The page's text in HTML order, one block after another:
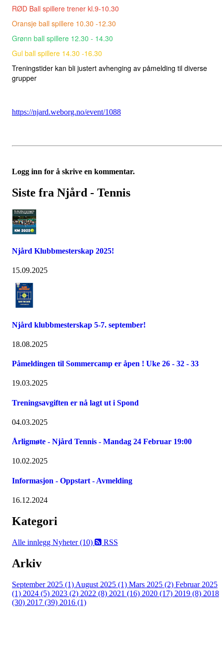
RØD Ball spillere trener kl.9-10.30
Oransje ball spillere 10.30 -12.30
Grønn ball spillere 12.30 - 14.30
Gul ball spillere 14.30 -16.30
Treningstider kan bli justert avhenging av påmelding til diverse
grupper
https://njard.weborg.no/event/1088
Logg inn for å skrive en kommentar.
Siste fra Njård - Tennis
Njård Klubbmesterskap 2025!
15.09.2025
Njård klubbmesterskap 5-7. september!
18.08.2025
Påmeldingen til Sommercamp er åpen ! Uke 26 - 32 - 33
19.03.2025
Treningsavgiften er nå lagt ut i Spond
04.03.2025
Årligmøte - Njård Tennis - Mandag 24 Februar 19:00
10.02.2025
Informasjon - Oppstart - Avmelding
16.12.2024
Kategori
Alle innlegg Nyheter (10) RSS
Arkiv
September 2025 (1) August 2025 (1) Mars 2025 (2) Februar 2025
(1) 2024 (5) 2023 (2) 2022 (8) 2021 (16) 2020 (17) 2019 (8) 2018
(30) 2017 (39) 2016 (1)